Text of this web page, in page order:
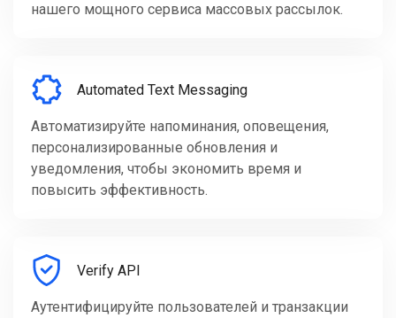
нашего мощного сервиса массовых рассылок.
Automated Text Messaging
Автоматизируйте напоминания, оповещения,
персонализированные обновления и
уведомления, чтобы экономить время и
повысить эффективность.
Verify API
Аутентифицируйте пользователей и транзакции